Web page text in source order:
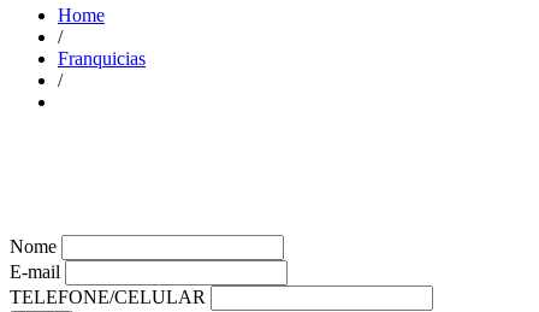
Home
/
Franquicias
/
Nome
E-mail
TELEFONE/CELULAR